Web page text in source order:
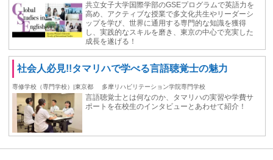
共立女子大学国際学部のGSEプログラムで英語力を
高め、アクティブな授業で多文化共生やリーダーシ
ップを学び、世界に通用する専門的な知識を獲得
し、実践的なスキルを磨き、東京の中心で充実した
成長を遂げる！
社会人必見!!タマリハで学べる言語聴覚士の魅力
専修学校（専門学校）|東京都 多摩リハビリテーション学院専門学校
言語聴覚士とは何なのか、タマリハの実習や学費サ
ポートを在校生のインタビューとあわせて紹介！